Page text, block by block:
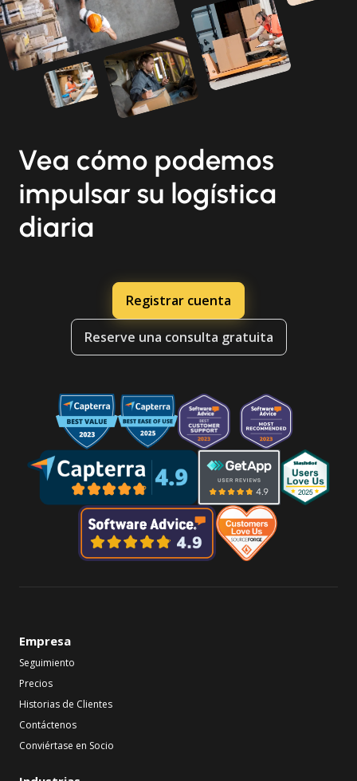
Vea cómo podemos
impulsar su logística
diaria
Registrar cuenta
Reserve una consulta gratuita
Empresa
Seguimiento
Precios
Historias de Clientes
Contáctenos
Conviértase en Socio